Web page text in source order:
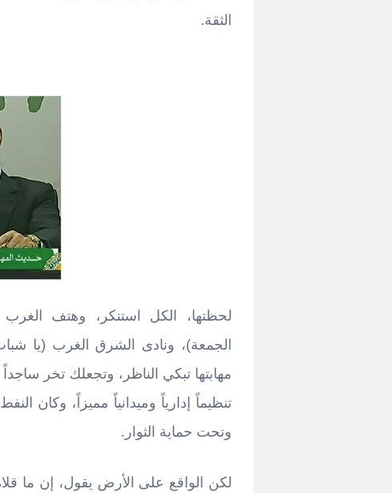
الثقة.
لحظتها، الكل استنكر، وهتف
الجمعة)، ونادى الشرق الغرب (يا
مهابتها تبكي الناظر، وتجعلك تخر
تنظيماً إدارياً وميدانياً مميزاً، وكان
وتحت حماية الثوار.
لكن الواقع على الأرض يقول، إن ما